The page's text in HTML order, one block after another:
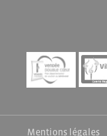
Mentions légales